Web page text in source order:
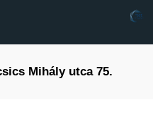
Mihály utca 75.